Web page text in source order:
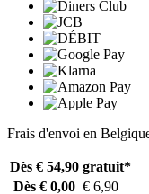
Frais d'envoi en
Dès € 54,90 gratuit*
Dès € 0,00 € 6,90